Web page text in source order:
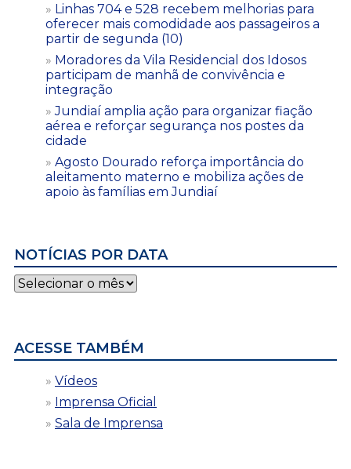
Linhas 704 e 528 recebem melhorias para
oferecer mais comodidade aos passageiros a
partir de segunda (10)
Moradores da Vila Residencial dos Idosos
participam de manhã de convivência e
integração
Jundiaí amplia ação para organizar fiação
aérea e reforçar segurança nos postes da
cidade
Agosto Dourado reforça importância do
aleitamento materno e mobiliza ações de
apoio às famílias em Jundiaí
NOTÍCIAS POR DATA
Notícias
por
ACESSE TAMBÉM
Vídeos
Imprensa Oficial
Sala de Imprensa